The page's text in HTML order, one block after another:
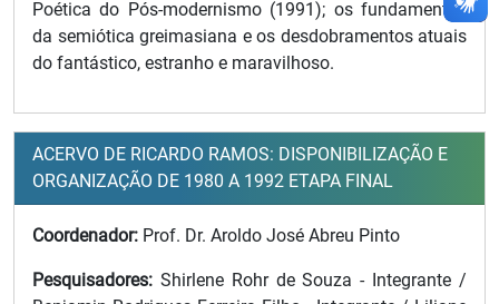
Poética do Pós-modernismo (1991); os fundamentos
da semiótica greimasiana e os desdobramentos atuais
do fantástico, estranho e maravilhoso.
ACERVO DE RICARDO RAMOS: DISPONIBILIZAÇÃO E
ORGANIZAÇÃO DE 1980 A 1992 ETAPA FINAL
Coordenador: Prof. Dr. Aroldo José Abreu Pinto
Pesquisadores: Shirlene Rohr de Souza - Integrante /